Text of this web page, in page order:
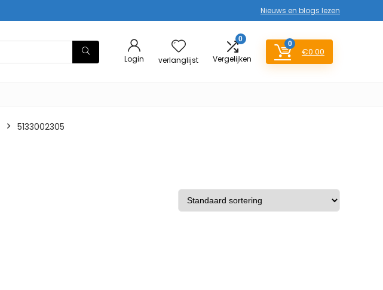
Nieuws en blogs lezen
Login verlanglijst
0
Vergelijken
0
€0.00
‎5133002305